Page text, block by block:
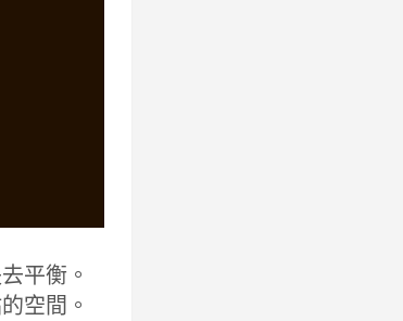
平衡。
空間。